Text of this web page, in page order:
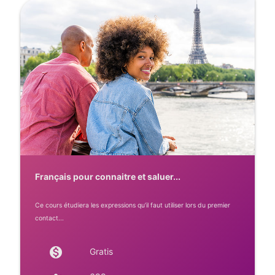
Français pour connaitre et saluer...
Ce cours étudiera les expressions qu’il faut utiliser lors du premier
contact...
monetization_on Gratis